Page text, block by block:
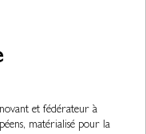
et fédérateur à
matérialisé pour la